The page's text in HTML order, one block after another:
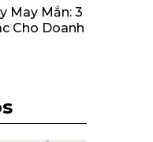
May Mắn: 3
Cho Doanh